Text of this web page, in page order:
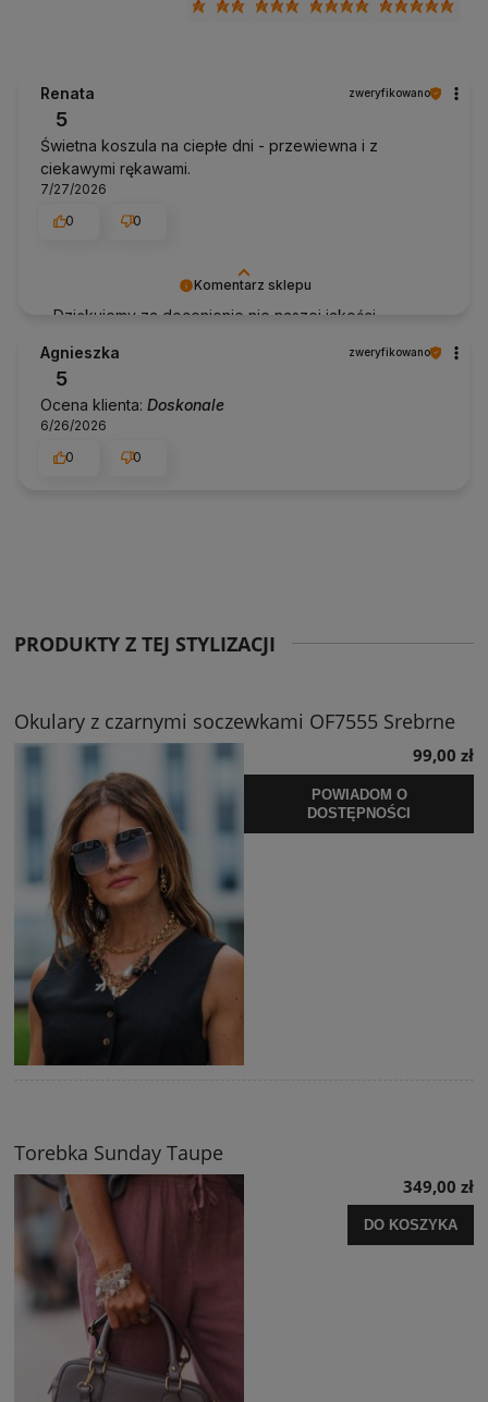
Komentarz sklepu
Dziękujemy za docenienie nie naszej jakości
Anhko.pl
Renata zweryfikowano
5
Świetna koszula na ciepłe dni - przewiewna i z
ciekawymi rękawami.
7/27/2026
0
0
Agnieszka zweryfikowano
5
Ocena klienta: Doskonale
6/26/2026
0
0
PRODUKTY Z TEJ STYLIZACJI
Okulary z czarnymi soczewkami OF7555 Srebrne
99,00 zł
POWIADOM O
DOSTĘPNOŚCI
Torebka Sunday Taupe
349,00 zł
DO KOSZYKA